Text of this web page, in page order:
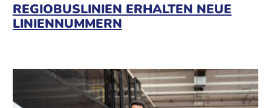
REGIOBUSLINIEN ERHALTEN NEUE
LINIENNUMMERN